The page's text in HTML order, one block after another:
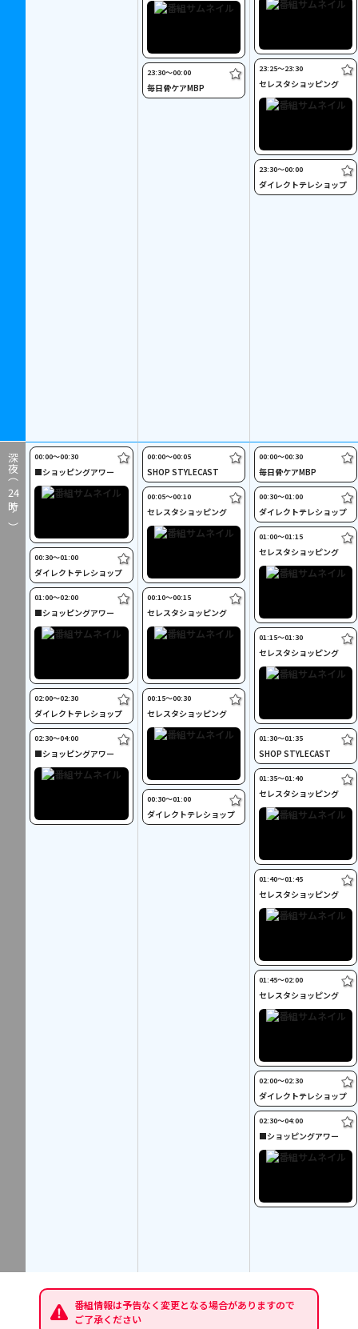
深夜（
24
時～）
23:30〜00:00
毎日骨ケアMBP
23:25〜23:30
セレスタショッピング
23:30〜00:00
ダイレクトテレショップ
00:00〜00:30
■ショッピングアワー
00:30〜01:00
ダイレクトテレショップ
01:00〜02:00
■ショッピングアワー
02:00〜02:30
ダイレクトテレショップ
02:30〜04:00
■ショッピングアワー
00:00〜00:05
SHOP STYLECAST
00:05〜00:10
セレスタショッピング
00:10〜00:15
セレスタショッピング
00:15〜00:30
セレスタショッピング
00:30〜01:00
ダイレクトテレショップ
00:00〜00:30
毎日骨ケアMBP
00:30〜01:00
ダイレクトテレショップ
01:00〜01:15
セレスタショッピング
01:15〜01:30
セレスタショッピング
01:30〜01:35
SHOP STYLECAST
01:35〜01:40
セレスタショッピング
01:40〜01:45
セレスタショッピング
01:45〜02:00
セレスタショッピング
02:00〜02:30
ダイレクトテレショップ
02:30〜04:00
■ショッピングアワー
番組情報は予告なく変更となる場合がありますので
ご了承ください